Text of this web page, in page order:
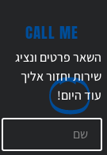
CALL ME
השאר פרטים ונציג
שירות יחזור אליך
עודהיום!